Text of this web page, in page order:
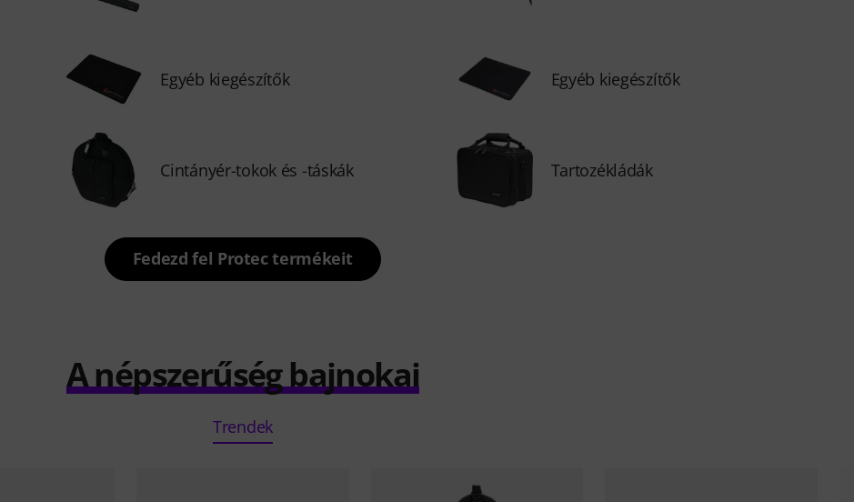
Egyéb kiegészítők Egyéb kiegészítők
Cintányér-tokok és -táskák Tartozékládák
Fedezd fel Protec termékeit
A népszerűség bajnokai
Trendek